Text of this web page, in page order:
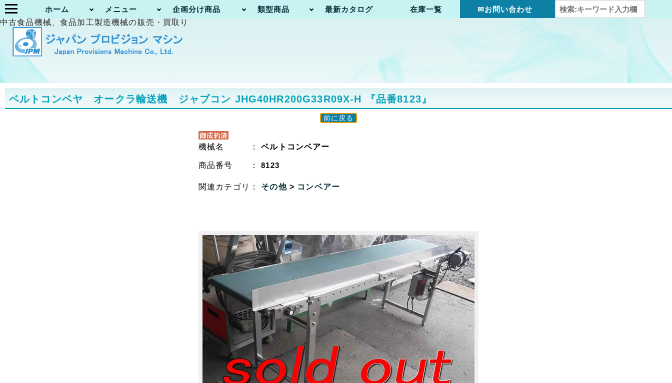
ホーム メニュー 企画分け商品 類型商品 最新カタログ 在庫一覧
✉お問い合わせ
中古食品機械、食品加工製造機械の販売・買取り
ベルトコンベヤ オークラ輸送機 ジャブコン JHG40HR200G33R09X-H 『品番8123』
前に戻る
機械名 ：ベルトコンベアー
商品番号 ：8123
関連カテゴリ： その他 > コンベアー